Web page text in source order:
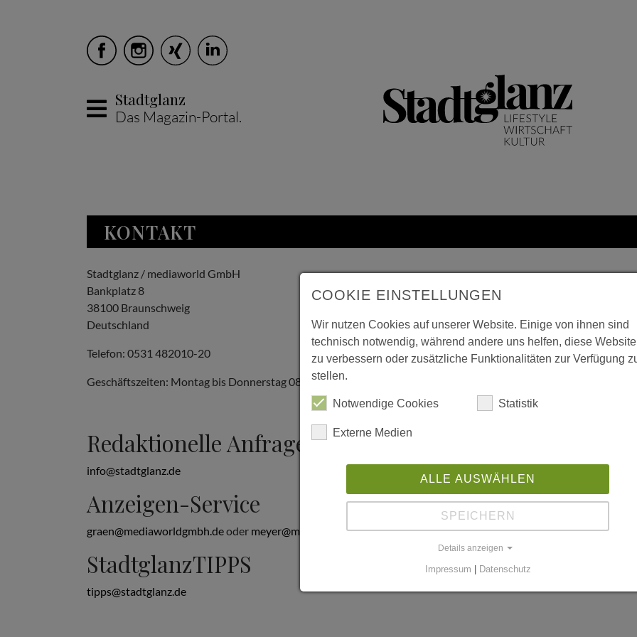
Stadtglanz
Das Magazin-Portal.
KONTAKT
Stadtglanz / mediaworld GmbH
Bankplatz 8
38100 Braunschweig
Deutschland
Telefon: 0531 482010-20
Geschäftszeiten: Montag bis Donnerstag 08:00 bis 18:00; Freitag 08:00 bis 15:00
Redaktionelle Anfragen
info@stadtglanz.de
Anzeigen-Service
graen@mediaworldgmbh.deoder meyer@mediaworldgmbh.de
StadtglanzTIPPS
tipps@stadtglanz.de
COOKIE EINSTELLUNGEN
Wir nutzen Cookies auf unserer Website. Einige von ihnen sind
technisch notwendig, während andere uns helfen, diese Website
zu verbessern oder zusätzliche Funktionalitäten zur Verfügung
stellen.
Notwendige Cookies Statistik
Externe Medien
ALLE AUSWÄHLEN
SPEICHERN
Details anzeigen
Impressum Datenschutz